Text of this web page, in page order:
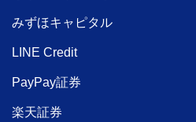
みずほキャピタル
LINE Credit
PayPay証券
楽天証券